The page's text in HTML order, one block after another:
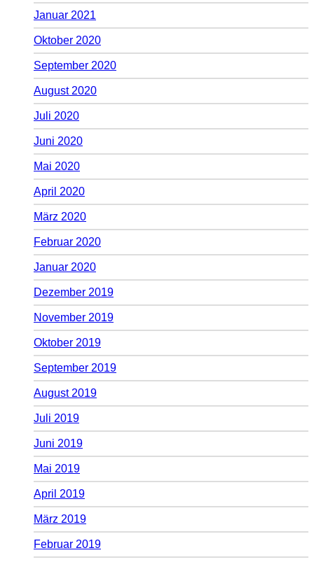
Januar 2021
Oktober 2020
September 2020
August 2020
Juli 2020
Juni 2020
Mai 2020
April 2020
März 2020
Februar 2020
Januar 2020
Dezember 2019
November 2019
Oktober 2019
September 2019
August 2019
Juli 2019
Juni 2019
Mai 2019
April 2019
März 2019
Februar 2019